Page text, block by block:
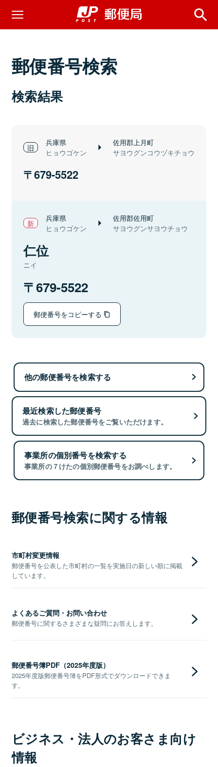
郵便番号検索
検索結果
兵庫県
ヒョウゴケン
佐用郡上月町
サヨウグンコウヅキチョウ
679-5522
兵庫県
ヒョウゴケン
佐用郡佐用町
サヨウグンサヨウチョウ
仁位
ニイ
679-5522
郵便番号をコピーする
他の郵便番号を検索する
最近検索した郵便番号
過去に検索した郵便番号をご覧いただけます。
事業所の個別番号を検索する
事業所の７けたの個別郵便番号をお調べします。
郵便番号検索に関する情報
市町村変更情報
郵便番号を公表した市町村の一覧を実施日の新しい順に掲載
しています。
よくあるご質問・お問い合わせ
郵便番号に関するさまざまな疑問にお答えします。
郵便番号簿PDF（2025年度版）
2025年度版郵便番号簿をPDF形式でダウンロードできま
す。
ビジネス・法人のお客さま向け
情報